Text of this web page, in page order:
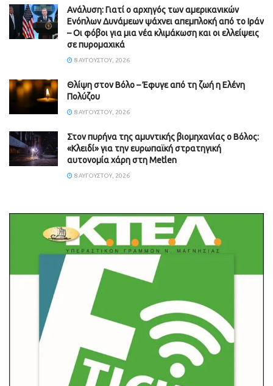
Ανάλυση: Γιατί ο αρχηγός των αμερικανικών
Ενόπλων Δυνάμεων ψάχνει απεμπλοκή από το Ιράν
– Οι φόβοι για μια νέα κλιμάκωση και οι ελλείψεις
σε πυρομαχικά
8 ΑΥΓΟΎΣΤΟΥ, 2026
Θλίψη στον Βόλο – Έφυγε από τη ζωή η Ελένη
Πολύζου
8 ΑΥΓΟΎΣΤΟΥ, 2026
Στον πυρήνα της αμυντικής βιομηχανίας ο Βόλος:
«Κλειδί» για την ευρωπαϊκή στρατηγική
αυτονομία χάρη στη Metlen
8 ΑΥΓΟΎΣΤΟΥ, 2026